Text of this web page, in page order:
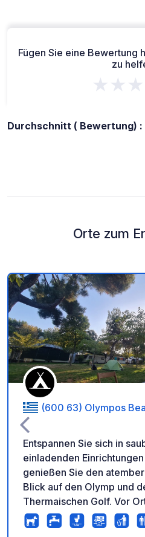
Fügen Sie eine Bewertung
zu
Durchschnitt ( Bewertung) :
Orte zum
(600 63) Olympos
Entspannen Sie sich in
einladenden
genießen Sie den
Blick auf den Olymp und
Thermaischen Golf. Vor
eine Bar, ein Restaurant,
einen Minimarkt sowie